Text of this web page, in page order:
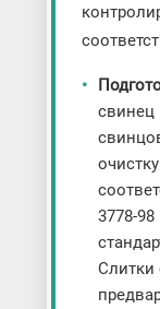
свинец
3778-
Слитки